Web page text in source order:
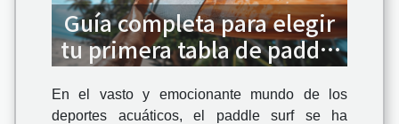
Guía completa para elegir
tu primera tabla de paddle
surf
En el vasto y emocionante mundo de los
deportes acuáticos, el paddle surf se ha